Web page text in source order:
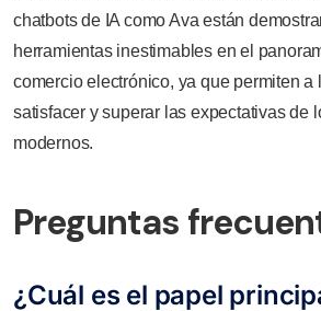
chatbots de IA como Ava están
herramientas inestimables en el
comercio electrónico, ya que permiten a
satisfacer y superar las expectativas de
modernos.
Preguntas
¿Cuál es el papel